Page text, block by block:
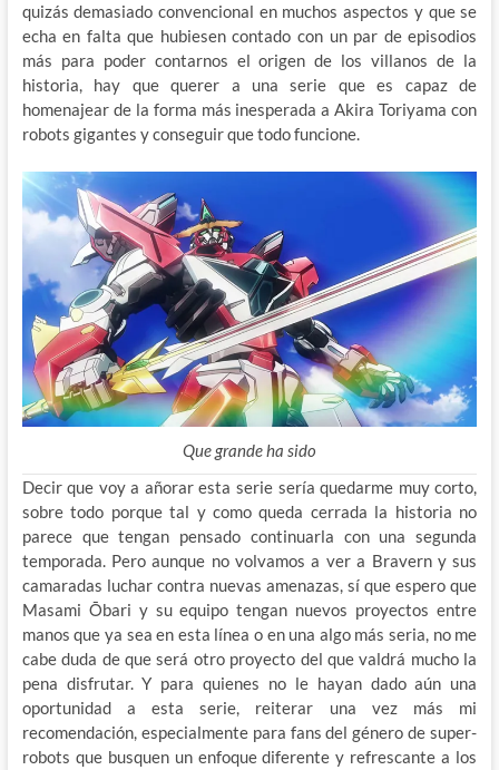
quizás demasiado convencional en muchos aspectos y que se
echa en falta que hubiesen contado con un par de episodios
más para poder contarnos el origen de los villanos de la
historia, hay que querer a una serie que es capaz de
homenajear de la forma más inesperada a Akira Toriyama con
robots gigantes y conseguir que todo funcione.
Que grande ha sido
Decir que voy a añorar esta serie sería quedarme muy corto,
sobre todo porque tal y como queda cerrada la historia no
parece que tengan pensado continuarla con una segunda
temporada. Pero aunque no volvamos a ver a Bravern y sus
camaradas luchar contra nuevas amenazas, sí que espero que
Masami Ōbari y su equipo tengan nuevos proyectos entre
manos que ya sea en esta línea o en una algo más seria, no me
cabe duda de que será otro proyecto del que valdrá mucho la
pena disfrutar. Y para quienes no le hayan dado aún una
oportunidad a esta serie, reiterar una vez más mi
recomendación, especialmente para fans del género de super-
robots que busquen un enfoque diferente y refrescante a los